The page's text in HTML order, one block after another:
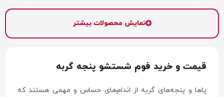
نمایش محصولات بیشتر
قیمت و خرید فوم شستشو پنجه گربه
پاها و پنجه‌های گربه از اندام‌های حساس و مهمی هستند که